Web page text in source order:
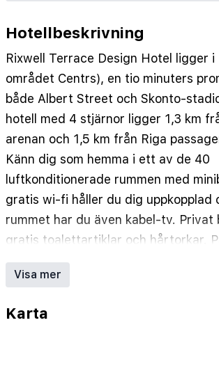
Hotellbeskrivning
Rixwell Terrace Design Hotel ligger i
området Centrs), en tio minuters
både Albert Street och Skonto-
hotell med 4 stjärnor ligger 1,3 km
arenan och 1,5 km från Riga
Känn dig som hemma i ett av de 40
luftkonditionerade rummen med
gratis wi-fi håller du dig uppkopplad
rummet har du även kabel-tv. Privat
gratis toalettartiklar och hårtorkar.
finns värdeförvaringsskåp och
Städning erbjuds dagligen. Avstånd
Visa mer
Karta